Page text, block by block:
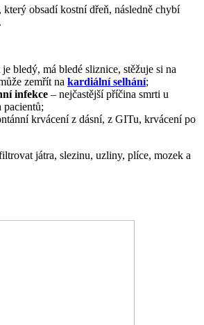
který obsadí kostní dřeň, následně chybí
bledý, má bledé sliznice, stěžuje si na
zemřít na kardiální selhání;
infekce – nejčastější příčina smrti u
pacientů;
krvácení z dásní, z GITu, krvácení po
játra, slezinu, uzliny, plíce, mozek a